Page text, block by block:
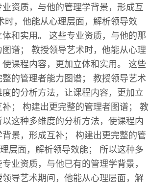
资质，与他的管理学背景，形成互
时，他能从心理层面，解析领导效
和实用。 这些专业资质，与他的那
谱； 教授领导艺术时，他能从心理
课程内容，更加立体和实用。 这些
的管理者能力图谱； 教授领导艺术
的分析方法，让课程内容，更加立
； 构建出更完整的管理者图谱； 教
这种多维度的分析方法，使课程内
景，形成互补； 构建出更完整的管
层面，解析领导效能； 所以这种多
业资质，与他已有的管理学背景，
导艺术期间，他能从心理层面，解